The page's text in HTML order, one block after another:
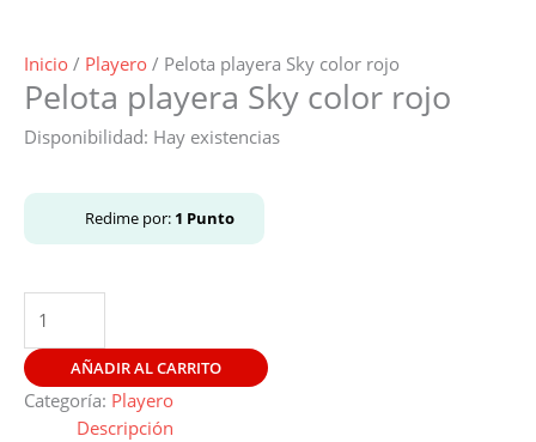
Inicio / Playero / Pelota playera Sky color rojo
Pelota playera Sky color rojo
Disponibilidad: Hay existencias
Redime por: 1 Punto
AÑADIR AL CARRITO
Categoría: Playero
Descripción